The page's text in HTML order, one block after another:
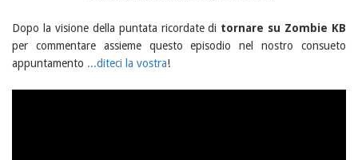
Dopo la visione della puntata ricordate di tornare su Zombie KB
per commentare assieme questo episodio nel nostro consueto
appuntamento ...diteci la vostra!